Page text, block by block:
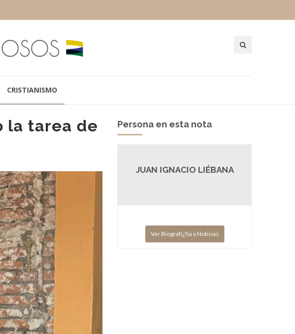
CRISTIANISMO
la tarea de
Persona en esta nota
JUAN IGNACIO LIÉBANA
Ver Biografï¿½a y Noticias